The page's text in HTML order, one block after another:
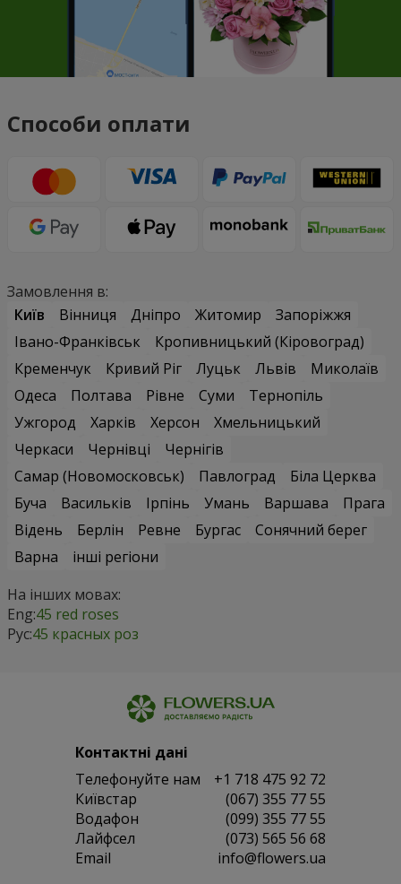
Способи оплати
Замовлення в:
Київ
Вінниця Дніпро Житомир
Запоріжжя
Івано-Франківськ
Кропивницький (Кіровоград)
Кременчук
Кривий Ріг Луцьк Львів
Миколаїв
Одеса
Полтава Рівне Суми
Тернопіль
Ужгород
Харків Херсон
Хмельницький
Черкаси
Чернівці
Чернігів
Самар (Новомосковськ)
Павлоград
Біла Церква
Буча
Васильків Ірпінь Умань Варшава
Прага
Відень
Берлін Ревне Бургас
Сонячний берег
Варна
інші регіони
На інших мовах:
Eng:45 red roses
Рус:45 красных роз
Контактні дані
Телефонуйте нам
+1 718 475 92 72
Київстар
(067) 355 77 55
Водафон
(099) 355 77 55
Лайфсел
(073) 565 56 68
Email
info@flowers.ua